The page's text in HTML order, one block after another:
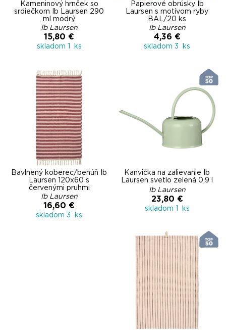
Kameninový hrnček so
srdiečkom Ib Laursen 290
ml modrý
Ib Laursen
15,80 €
skladom 1 ks
Papierové obrúsky Ib
Laursen s motívom ryby
BAL/20 ks
Ib Laursen
4,36 €
skladom 3 ks
Bavlnený koberec/behúň Ib
Laursen 120x60 s
červenými pruhmi
Ib Laursen
16,60 €
skladom 3 ks
Kanvička na zalievanie Ib
Laursen svetlo zelená 0,9 l
Ib Laursen
23,80 €
skladom 1 ks